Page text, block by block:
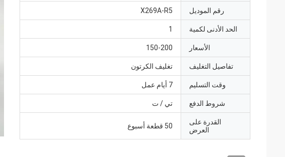
رقم الموديل X269A-R5
الحد الأدنى لكمية 1
الأسعار 150-200
تفاصيل التغليف تغليف الكرتون
وقت التسليم 7 أيام عمل
شروط الدفع تي / ت
القدرة على
العرض
50 قطعة أسبوع